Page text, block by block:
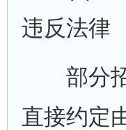
违反法律
部分招
直接约定